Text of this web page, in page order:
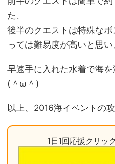
た。
後半のクエストは特殊な
っては難易度が高いと思い
早速手に入れた水着で海
(＾ω＾)
以上、2016海イベントの
1日1回応援クリッ